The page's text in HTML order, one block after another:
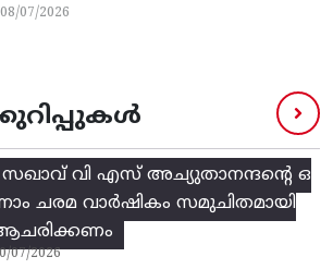
08/07/2026
സഖാവ് വി എസ്‌ അച്യുതാനന്ദന്റെ ഒ
ചരമ വാര്‍ഷികം സമുചിതമായി
07/2026